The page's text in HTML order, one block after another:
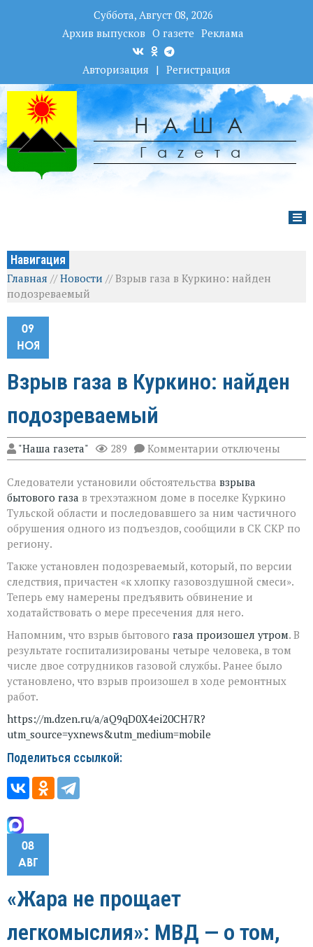
Суббота, Август 08, 2026
Архив выпусков О газете Реклама
Авторизация | Регистрация
НАША
Гаzета
Навигация
Главная //Новости //Взрыв газа в Куркино: найден
подозреваемый
09
НОЯ
Взрыв газа в Куркино: найден
подозреваемый
"Наша газета" 289 Комментарии к
записи
газа
в
Куркино:
найден
подозреваемый
отключены
Следователи установили обстоятельства взрыва
бытового газа в трехэтажном доме в поселке Куркино
Тульской области и последовавшего за ним частичного
обрушения одного из подъездов, сообщили в СК СКР по
региону.
Также установлен подозреваемый, который, по версии
следствия, причастен «к хлопку газовоздушной смеси».
Теперь ему намерены предъявить обвинение и
ходатайствовать о мере пресечения для него.
Напомним, что взрыв бытового газа произошел утром. В
результате госпитализированы четыре человека, в том
числе двое сотрудников газовой службы. Ранее было
установлено, что взрыв произошел в ходе ремонтных
работ.
https://m.dzen.ru/a/aQ9qD0X4ei20CH7R?
utm_source=yxnews&utm_medium=mobile
Поделиться ссылкой:
08
АВГ
«Жара не прощает
легкомыслия»: МВД — о том,